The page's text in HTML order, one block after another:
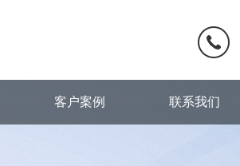
客户案例 联系我们